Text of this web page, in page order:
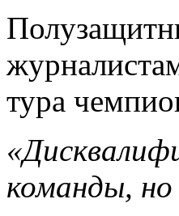
тура
команды, но